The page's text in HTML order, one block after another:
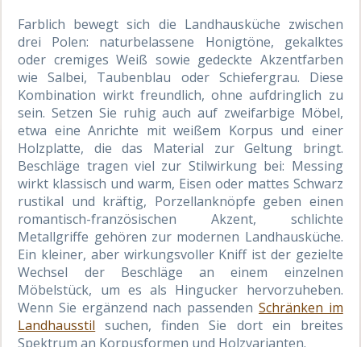
Farblich bewegt sich die Landhausküche zwischen
drei Polen: naturbelassene Honigtöne, gekalktes
oder cremiges Weiß sowie gedeckte Akzentfarben
wie Salbei, Taubenblau oder Schiefergrau. Diese
Kombination wirkt freundlich, ohne aufdringlich zu
sein. Setzen Sie ruhig auch auf zweifarbige Möbel,
etwa eine Anrichte mit weißem Korpus und einer
Holzplatte, die das Material zur Geltung bringt.
Beschläge tragen viel zur Stilwirkung bei: Messing
wirkt klassisch und warm, Eisen oder mattes Schwarz
rustikal und kräftig, Porzellanknöpfe geben einen
romantisch-französischen Akzent, schlichte
Metallgriffe gehören zur modernen Landhausküche.
Ein kleiner, aber wirkungsvoller Kniff ist der gezielte
Wechsel der Beschläge an einem einzelnen
Möbelstück, um es als Hingucker hervorzuheben.
Wenn Sie ergänzend nach passenden Schränken im
Landhausstil suchen, finden Sie dort ein breites
Spektrum an Korpusformen und Holzvarianten.